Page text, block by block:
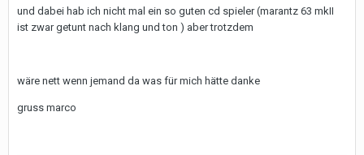
und dabei hab ich nicht mal ein so guten cd spieler (marantz 63 mkII
ist zwar getunt nach klang und ton ) aber trotzdem
wäre nett wenn jemand da was für mich hätte danke
gruss marco